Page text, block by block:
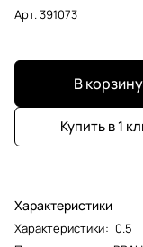
Арт.391073
В корзину
Купить в 1
Характеристики
Характеристики: 0.5